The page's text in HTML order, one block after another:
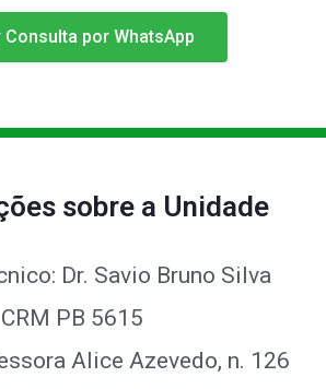
Consulta por WhatsApp
sobre a Unidade
Dr. Savio Bruno Silva
PB 5615
Alice Azevedo, n. 126